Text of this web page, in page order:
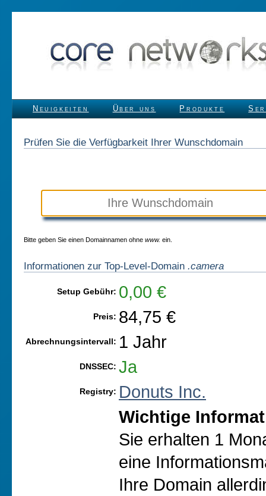
Neuigkeiten Über uns Produkte
Prüfen Sie die Verfügbarkeit Ihrer Wunschdomain
Bitte geben Sie einen Domainnamen ohne www. ein.
Informationen zur Top-Level-Domain .camera
Setup Gebühr: 0,00 €
Preis: 84,75 €
Abrechnungsintervall: 1 Jahr
DNSSEC: Ja
Registry: Donuts Inc.
Wichtige
Sie erhalten 1
eine
Ihre Domain